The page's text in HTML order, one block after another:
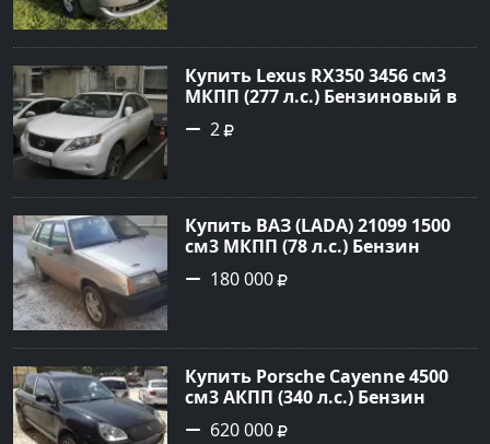
Купить Lexus RX350 3456 см3
МКПП (277 л.с.) Бензиновый в
Краснодар: цвет
Перламутрово-белый
№3746 на сайте Авторынок23
2
Купить ВАЗ (LADA) 21099 1500
см3 МКПП (78 л.с.) Бензин
инжектор в Гостагаевская :
цвет Серебряный Седан 2001
Авторынок23
180 000
Купить Porsche Cayenne 4500
см3 АКПП (340 л.с.) Бензин
турбонаддув в Новороссийск:
цвет черный Внедорожник
620 000